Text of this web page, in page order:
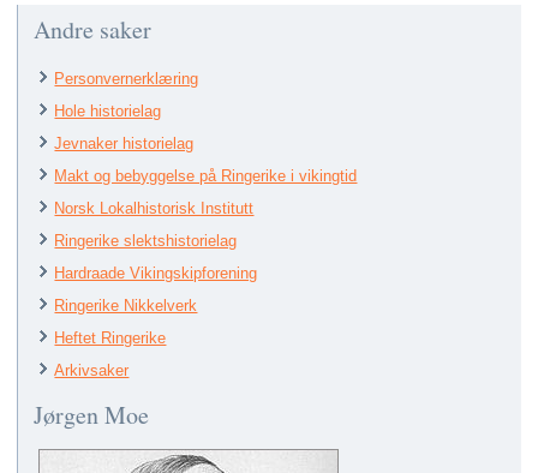
Andre saker
Personvernerklæring
Hole historielag
Jevnaker historielag
Makt og bebyggelse på Ringerike i vikingtid
Norsk Lokalhistorisk Institutt
Ringerike slektshistorielag
Hardraade Vikingskipforening
Ringerike Nikkelverk
Heftet Ringerike
Arkivsaker
Jørgen Moe